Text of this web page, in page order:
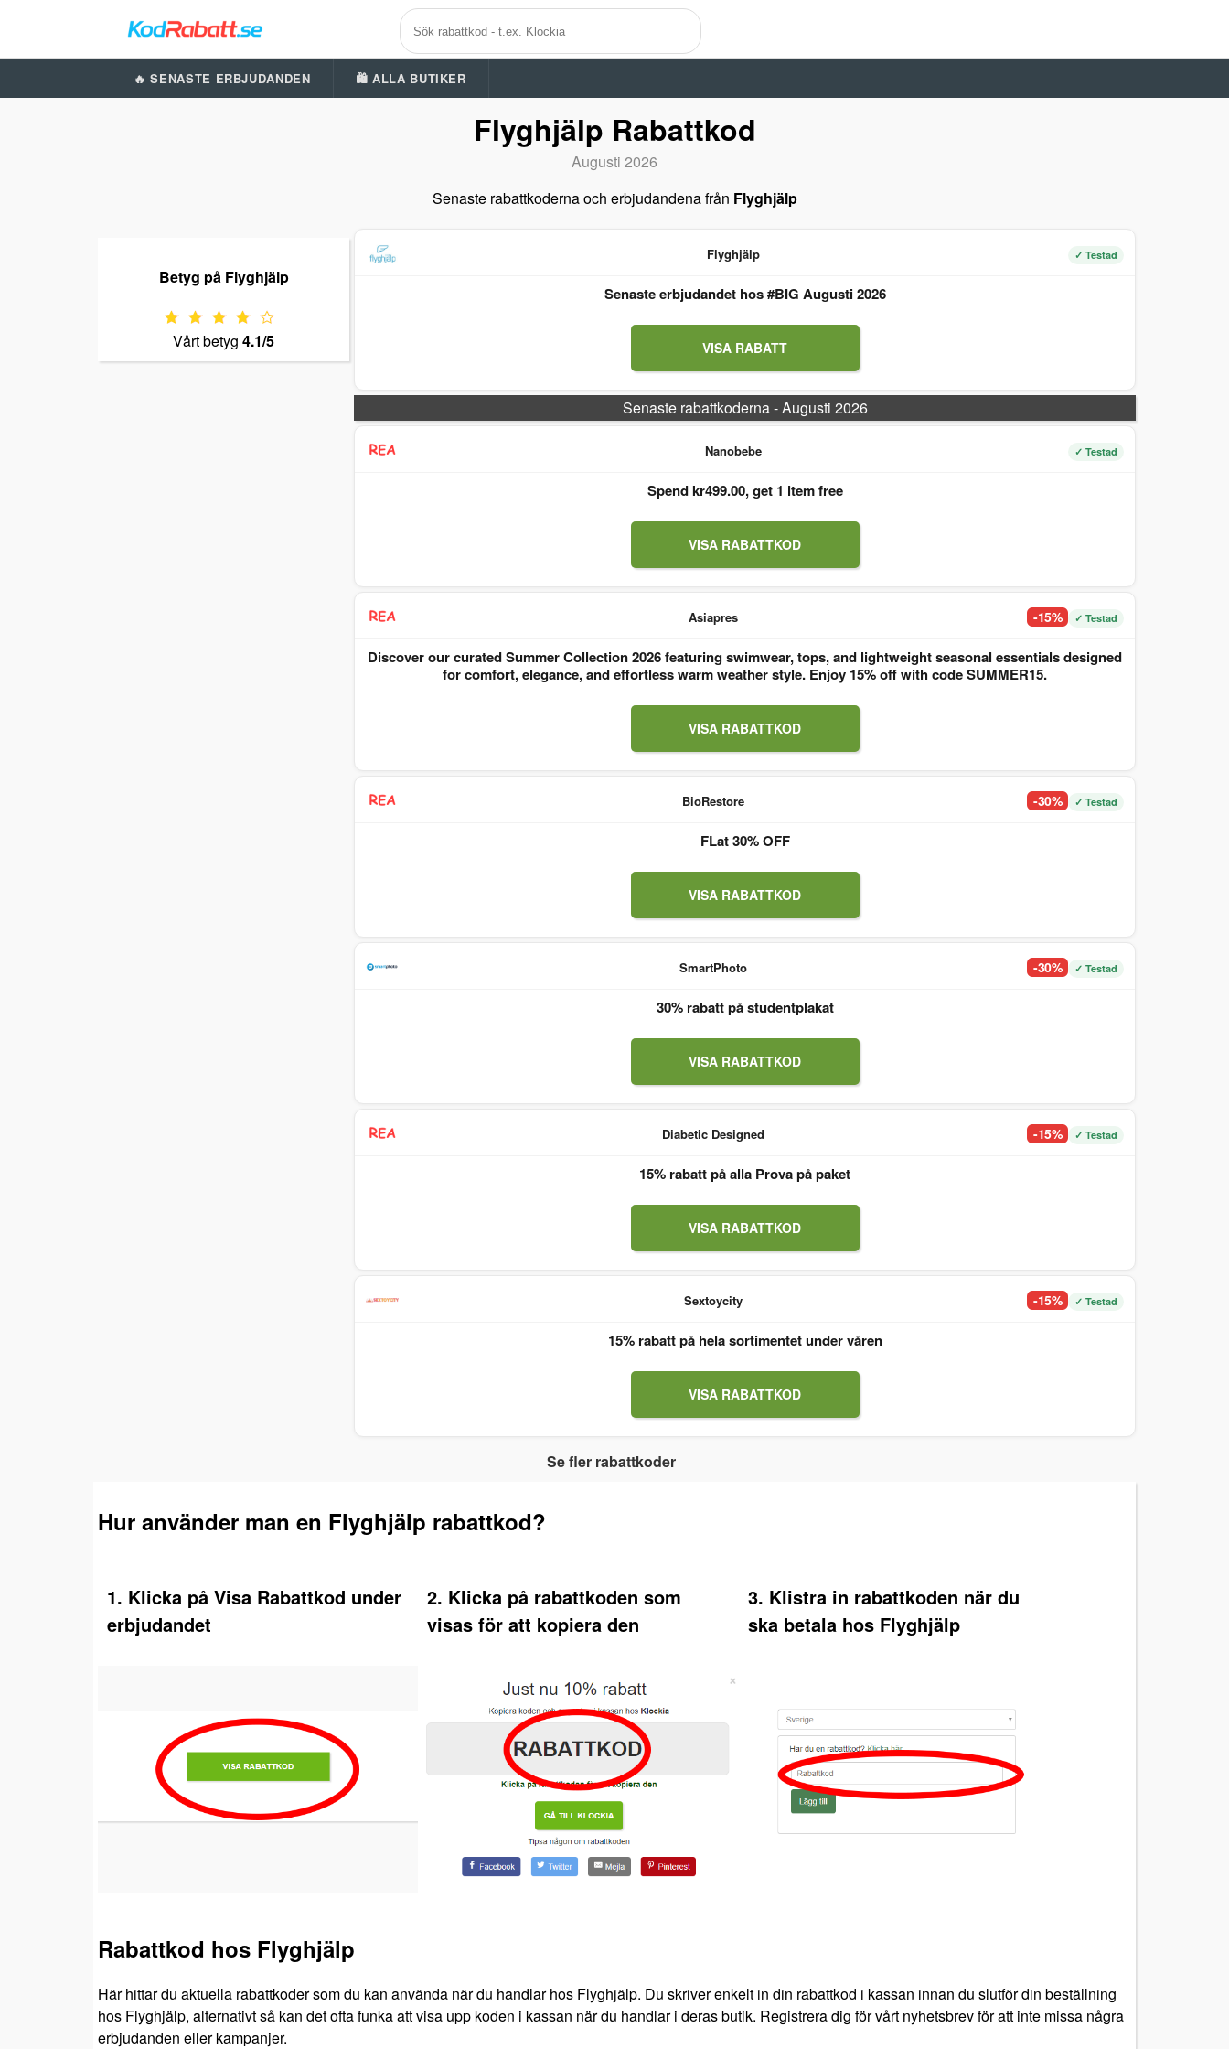
🔥 SENASTE ERBJUDANDEN 🛍️ ALLA BUTIKER
Flyghjälp Rabattkod
Augusti 2026
Senaste rabattkoderna och erbjudandena från Flyghjälp
Betyg på Flyghjälp
Vårt betyg 4.1/5
Flyghjälp ✓ Testad
Senaste erbjudandet hos #BIG Augusti 2026
VISA RABATT
Senaste rabattkoderna - Augusti 2026
Nanobebe ✓ Testad
Spend kr499.00, get 1 item free
VISA RABATTKOD
Asiapres -15% ✓ Testad
Discover our curated Summer Collection 2026 featuring swimwear, tops, and lightweight seasonal essentials designed
for comfort, elegance, and effortless warm weather style. Enjoy 15% off with code SUMMER15.
VISA RABATTKOD
BioRestore -30% ✓ Testad
FLat 30% OFF
VISA RABATTKOD
SmartPhoto -30% ✓ Testad
30% rabatt på studentplakat
VISA RABATTKOD
Diabetic Designed -15% ✓ Testad
15% rabatt på alla Prova på paket
VISA RABATTKOD
Sextoycity -15% ✓ Testad
15% rabatt på hela sortimentet under våren
VISA RABATTKOD
Se fler rabattkoder
Hur använder man en Flyghjälp rabattkod?
1. Klicka på Visa Rabattkod under
erbjudandet
2. Klicka på rabattkoden som
visas för att kopiera den
3. Klistra in rabattkoden när du
ska betala hos Flyghjälp
Rabattkod hos Flyghjälp
Här hittar du aktuella rabattkoder som du kan använda när du handlar hos Flyghjälp. Du skriver enkelt in din rabattkod i kassan innan du slutför din beställning
hos Flyghjälp, alternativt så kan det ofta funka att visa upp koden i kassan när du handlar i deras butik. Registrera dig för vårt nyhetsbrev för att inte missa några
erbjudanden eller kampanjer.